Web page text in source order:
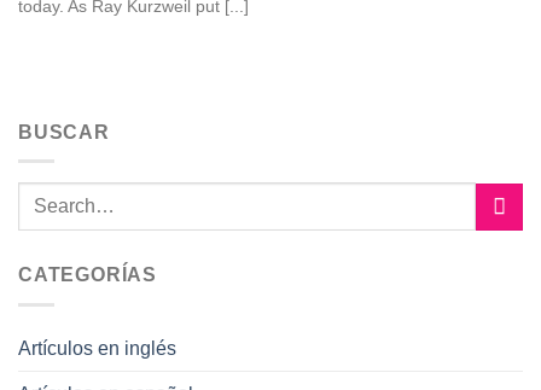
today. As Ray Kurzweil put [...]
BUSCAR
CATEGORÍAS
Artículos en inglés